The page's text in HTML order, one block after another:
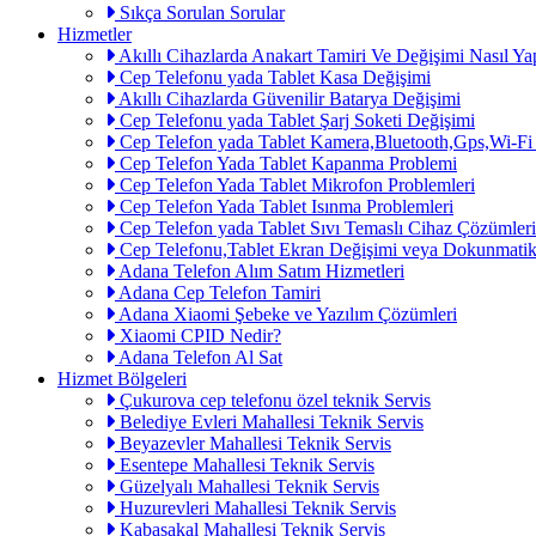
Sıkça Sorulan Sorular
Hizmetler
Akıllı Cihazlarda Anakart Tamiri Ve Değişimi Nasıl
Cep Telefonu yada Tablet Kasa Değişimi
Akıllı Cihazlarda Güvenilir Batarya Değişimi
Cep Telefonu yada Tablet Şarj Soketi Değişimi
Cep Telefon yada Tablet Kamera,Bluetooth,Gps,Wi-
Cep Telefon Yada Tablet Kapanma Problemi
Cep Telefon Yada Tablet Mikrofon Problemleri
Cep Telefon Yada Tablet Isınma Problemleri
Cep Telefon yada Tablet Sıvı Temaslı Cihaz Çözümleri
Cep Telefonu,Tablet Ekran Değişimi veya
Adana Telefon Alım Satım Hizmetleri
Adana Cep Telefon Tamiri
Adana Xiaomi Şebeke ve Yazılım Çözümleri
Xiaomi CPID Nedir?
Adana Telefon Al Sat
Hizmet Bölgeleri
Çukurova cep telefonu özel teknik Servis
Belediye Evleri Mahallesi Teknik Servis
Beyazevler Mahallesi Teknik Servis
Esentepe Mahallesi Teknik Servis
Güzelyalı Mahallesi Teknik Servis
Huzurevleri Mahallesi Teknik Servis
Kabasakal Mahallesi Teknik Servis